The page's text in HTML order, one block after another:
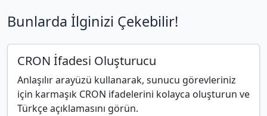
Bunlarda İlginizi Çekebilir!
CRON İfadesi Oluşturucu
Anlaşılır arayüzü kullanarak, sunucu görevleriniz
için karmaşık CRON ifadelerini kolayca oluşturun ve
Türkçe açıklamasını görün.